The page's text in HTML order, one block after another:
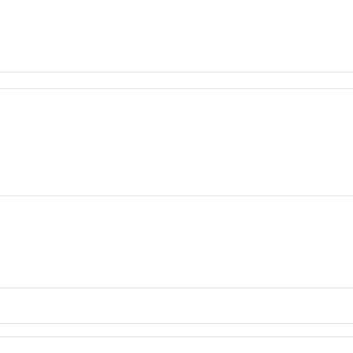
— это
взаимодействия:
в свое животноводческое хозяйство